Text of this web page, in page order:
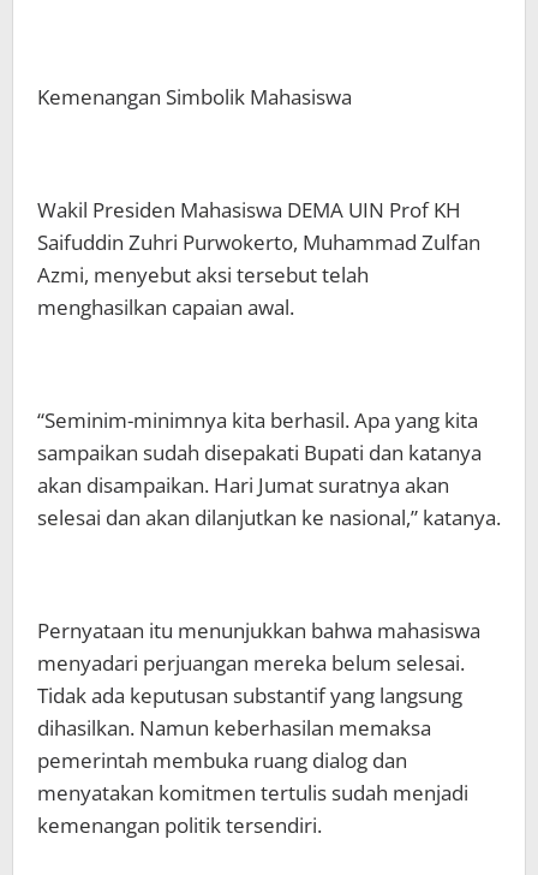
Kemenangan Simbolik Mahasiswa
Wakil Presiden Mahasiswa DEMA UIN Prof KH
Saifuddin Zuhri Purwokerto, Muhammad Zulfan
Azmi, menyebut aksi tersebut telah
menghasilkan capaian awal.
“Seminim-minimnya kita berhasil. Apa yang kita
sampaikan sudah disepakati Bupati dan katanya
akan disampaikan. Hari Jumat suratnya akan
selesai dan akan dilanjutkan ke nasional,” katanya.
Pernyataan itu menunjukkan bahwa mahasiswa
menyadari perjuangan mereka belum selesai.
Tidak ada keputusan substantif yang langsung
dihasilkan. Namun keberhasilan memaksa
pemerintah membuka ruang dialog dan
menyatakan komitmen tertulis sudah menjadi
kemenangan politik tersendiri.